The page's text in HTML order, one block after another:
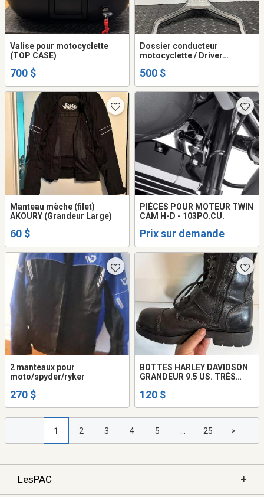
Valise pour motocyclette
(TOP CASE)
700 $
Dossier conducteur
motocyclette / Driver
500 $
Manteau mèche (filet)
AKOURY (Grandeur Large)
60 $
PIÈCES POUR MOTEUR TWIN
CAM H-D - 103PO.CU.
Prix sur demande
2 manteaux pour
moto/spyder/ryker
270 $
BOTTES HARLEY DAVIDSON
GRANDEUR 9.5 US. TRÈS
120 $
1 2 3 4 5 25 >
LesPAC +